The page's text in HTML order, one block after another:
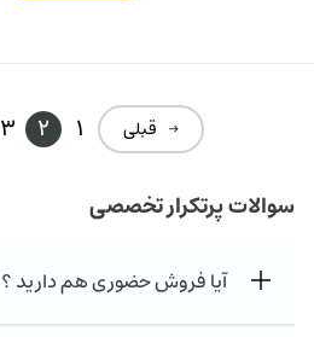
→ قبلی 1
2
3
سوالات پرتکرار تخصصی
آیا فروش حضوری هم دارید ؟